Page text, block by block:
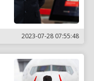
2023-07-28 07:55:48